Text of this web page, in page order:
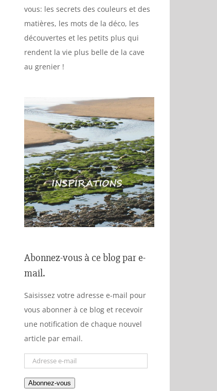
vous: les secrets des couleurs et des
matières, les mots de la déco, les
découvertes et les petits plus qui
rendent la vie plus belle de la cave
au grenier !
Abonnez-vous à ce blog par e-
mail.
Saisissez votre adresse e-mail pour
vous abonner à ce blog et recevoir
une notification de chaque nouvel
article par email.
Adresse
mail
Abonnez-vous